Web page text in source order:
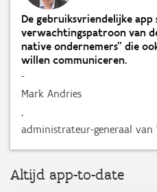
De gebruiksvriendelijke
verwachtingspatroon van
native ondernemers” die
willen communiceren.
-
Mark Andries
,
administrateur-generaal van
Altijd app-to-date